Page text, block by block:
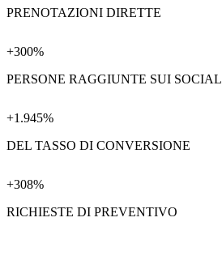
PRENOTAZIONI DIRETTE
+300%
PERSONE RAGGIUNTE SUI SOCIAL
+1.945%
DEL TASSO DI CONVERSIONE
+308%
RICHIESTE DI PREVENTIVO